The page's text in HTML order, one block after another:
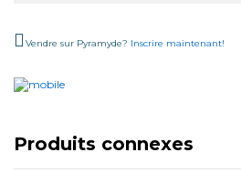
Vendre sur Pyramyde? Inscrire maintenant!
Produits connexes